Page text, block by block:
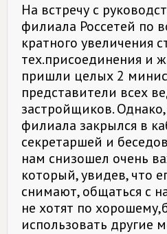
На встречу с
филиала Россетей по
кратного увеличения
тех.присоединения и
пришли целых 2
представители всех
застройщиков.
филиала закрылся в
секретаршей и
нам снизошел очень
который, увидев, что
снимают, общаться с
не хотят по
использовать другие